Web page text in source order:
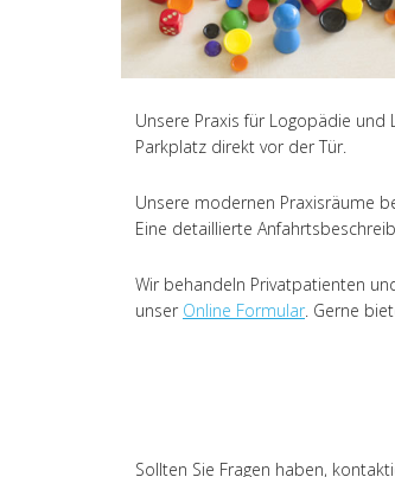
Unsere Praxis für Logopädie
Parkplatz direkt vor der Tür.
Unsere modernen Praxisräume
Eine detaillierte
Wir behandeln Privatpatienten
unser Online Formular . Gerne
Sollten Sie Fragen haben,